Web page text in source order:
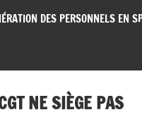
DES PERSONNELS EN
NE SIÈGE PAS